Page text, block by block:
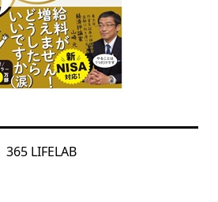
365 LIFELAB